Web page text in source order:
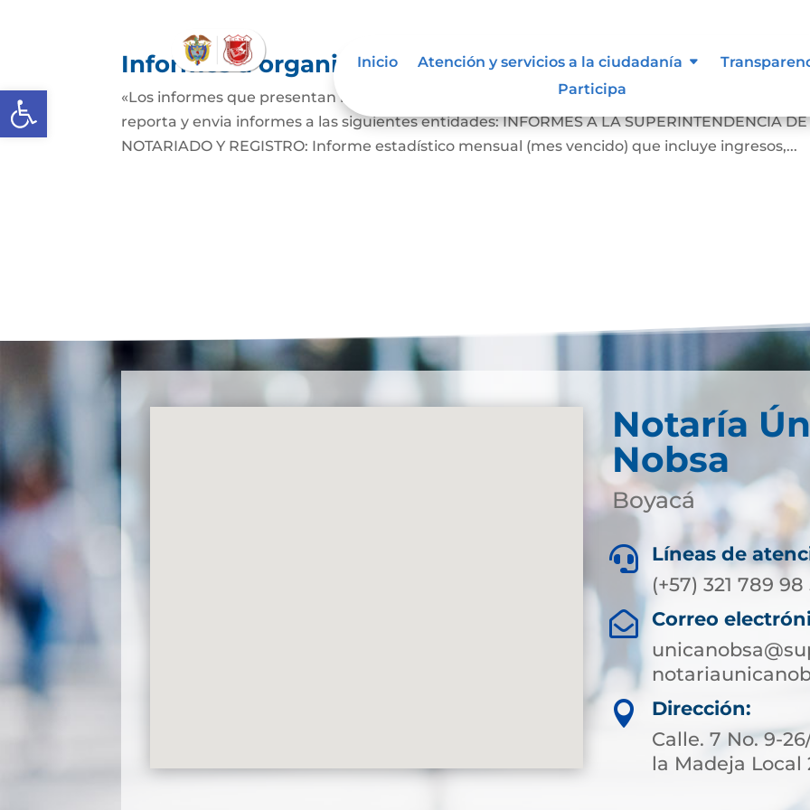
Abrir barra de herramientas
Inicio Atención y servicios a la ciudadanía
Participa
Informes a organismos de inspección, vigilancia y
«Los informes que presentan los Señores Notarios son: INFORMES La Notaria Única de Nobsa
reporta y envia informes a las siguientes entidades: INFORMES A LA SUPERINTENDENCIA DE
NOTARIADO Y REGISTRO: Informe estadístico mensual (mes vencido) que incluye ingresos,...
Notaría
Nobsa
Boyacá

Líneas de
(+57) 321 789 98

Correo

Dirección:
Calle. 7 No. 9-
la Madeja Local